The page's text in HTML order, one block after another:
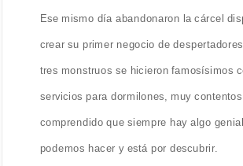
Ese mismo día abandonaron la cárcel
crear su primer negocio de
tres monstruos se hicieron famosísimos
servicios para dormilones, muy
comprendido que siempre hay algo
podemos hacer y está por descubrir.